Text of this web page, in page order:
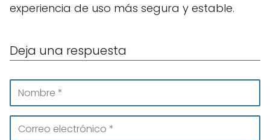
experiencia de uso más segura y estable.
Deja una respuesta